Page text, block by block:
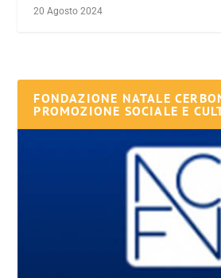
20 Agosto 2024
FONDAZIONE NATALE
PROMOZIONE SOCIALE E